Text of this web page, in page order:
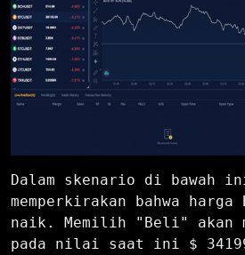
Dalam skenario di bawah
memperkirakan bahwa
naik. Memilih "Beli" akan
pada nilai saat ini $